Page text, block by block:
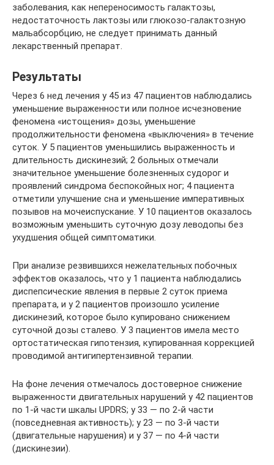
заболевания, как непереносимость галактозы,
недостаточность лактозы или глюкозо-галактозную
мальабсорбцию, не следует принимать данный
лекарственный препарат.
Результаты
Через 6 нед лечения у 45 из 47 пациентов наблюдались
уменьшение выраженности или полное исчезновение
феномена «истощения» дозы, уменьшение
продолжительности феномена «выключения» в течение
суток. У 5 пациентов уменьшились выраженность и
длительность дискинезий; 2 больных отмечали
значительное уменьшение болезненных судорог и
проявлений синдрома беспокойных ног; 4 пациента
отметили улучшение сна и уменьшение императивных
позывов на мочеиспускание. У 10 пациентов оказалось
возможным уменьшить суточную дозу леводопы без
ухудшения общей симптоматики.
При анализе резвившихся нежелательных побочных
эффектов оказалось, что у 1 пациента наблюдались
диспепсические явления в первые 2 суток приема
препарата, и у 2 пациентов произошло усиление
дискинезий, которое было купировано снижением
суточной дозы сталево. У 3 пациентов имела место
ортостатическая гипотензия, купированная коррекцией
проводимой антигипертензивной терапии.
На фоне лечения отмечалось достоверное снижение
выраженности двигательных нарушений у 42 пациентов
по 1-й части шкалы UPDRS; у 33 — по 2-й части
(повседневная активность); у 23 — по 3-й части
(двигательные нарушения) и у 37 — по 4-й части
(дискинезии).